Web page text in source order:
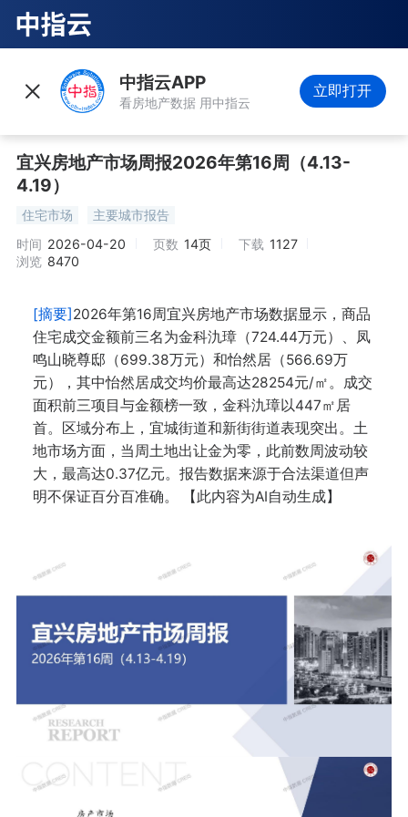
中指云APP
看房地产数据 用中指云
立即打开
宜兴房地产市场周报2026年第16周（4.13-
4.19）
住宅市场
主要城市报告
时间 2026-04-20 页数 14页 下载 1127
浏览 8470
[摘要]2026年第16周宜兴房地产市场数据显示，商品
住宅成交金额前三名为金科氿璋（724.44万元）、凤
鸣山晓尊邸（699.38万元）和怡然居（566.69万
元），其中怡然居成交均价最高达28254元/㎡。成交
面积前三项目与金额榜一致，金科氿璋以447㎡居
首。区域分布上，宜城街道和新街街道表现突出。土
地市场方面，当周土地出让金为零，此前数周波动较
大，最高达0.37亿元。报告数据来源于合法渠道但声
明不保证百分百准确。 【此内容为AI自动生成】